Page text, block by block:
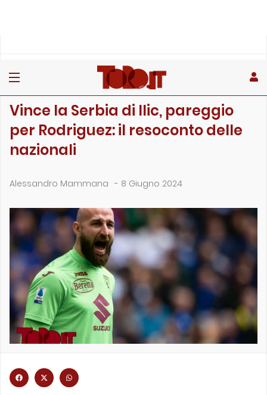
Vince la Serbia di Ilic, pareggio
per Rodriguez: il resoconto delle
nazionali
Alessandro Mammana - 8 Giugno 2024